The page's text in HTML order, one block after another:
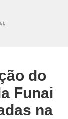
do
Funai
na